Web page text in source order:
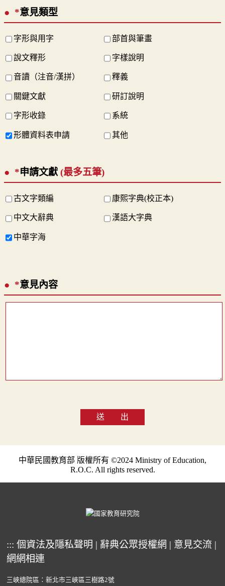
*意見類型
字形與用字 部首與筆畫
說文釋形 字樣說明
音讀（注音/漢拼） 釋義
關鍵文獻 研訂說明
字形收錄 系統
形體資料表申請 其他
*申請文獻(最多五筆)
古文字類編 康熙字典(校正本)
中文大辭典 漢語大字典
中華字海
*意見內容
送 出
中華民國教育部 版權所有 ©2024 Ministry of Education,
R.O.C. All rights reserved.
::: 個資法及隱私聲明 | 辭典公眾授權網 | 意見交流 |
網網相連
三峽總院區：新北市三峽區三樹路2號